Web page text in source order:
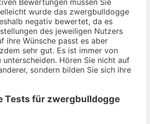
Bewertungen müssen Sie
wurde das zwergbulldogge
negativ bewertet, da es
des jeweiligen Nutzers
ihre Wünsche passt es aber
sehr gut. Es ist immer von
unterscheiden. Hören Sie nicht auf
sondern bilden Sie sich ihre
Tests für zwergbulldogge